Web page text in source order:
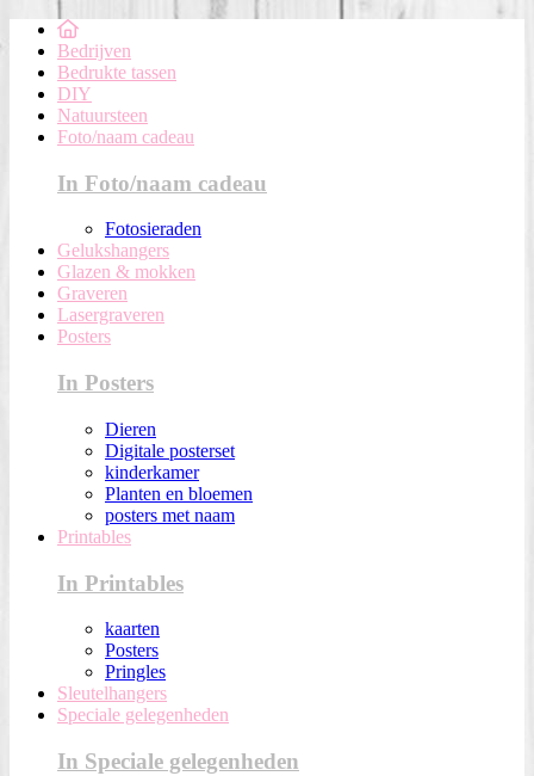
Bedrijven
Bedrukte tassen
DIY
Natuursteen
Foto/naam cadeau
In Foto/naam cadeau
Fotosieraden
Gelukshangers
Glazen & mokken
Graveren
Lasergraveren
Posters
In Posters
Dieren
Digitale posterset
kinderkamer
Planten en bloemen
posters met naam
Printables
In Printables
kaarten
Posters
Pringles
Sleutelhangers
Speciale gelegenheden
In Speciale gelegenheden